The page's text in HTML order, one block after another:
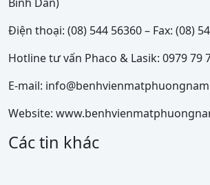
Điện thoại: (08) 544 56360 – Fax: (08)
Hotline tư vấn Phaco & Lasik: 0979 79
E-mail:
Website:
Các tin khác